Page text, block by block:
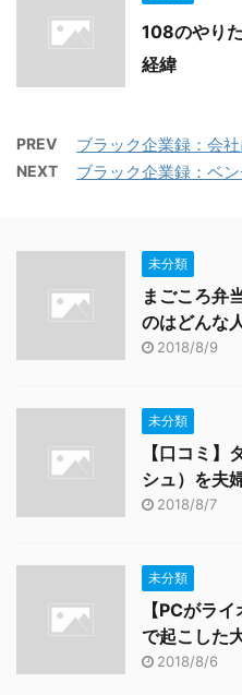
108のやり
経緯
PREV ブラック企業録：会
NEXT ブラック企業録：ベ
未分類
まごころ弁
のはどんな
2018/8/9
未分類
【口コミ
シュ）を夫
2018/8/7
未分類
【PCがラ
で起こした
2018/8/6